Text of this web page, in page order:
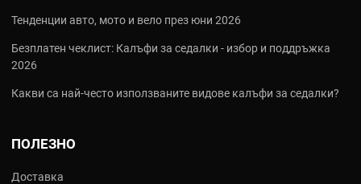
Тенденции авто, мото и вело през юни 2026
Безплатен чеклист: Калъфи за седалки - избор и поддръжка
2026
Какви са най‑често използваните видове калъфи за седалки?
ПОЛЕЗНО
Доставка